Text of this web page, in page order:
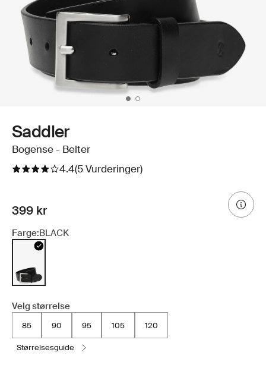
Saddler
Bogense - Belter
4.4(5 Vurderinger)
399 kr
Farge:BLACK
Velg størrelse
85 90 95 105 120
størrelsesguide